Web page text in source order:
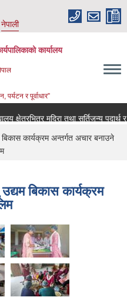
नेपाली
कार्यालय
पर्यटन र पूर्वाधार”
क्षेत्रभित्र मदिरा तथा सुर्तिजन्य
कार्यक्रम अन्तर्गत अचार बनाउने
बिकास कार्यक्रम